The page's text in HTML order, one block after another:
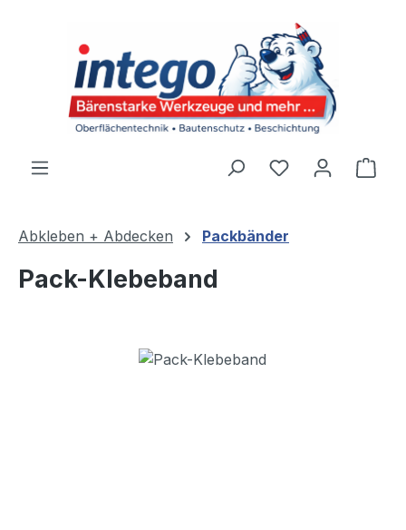
Du hast 0
Abkleben + Abdecken Packbänder
Pack-Klebeband
Bildergalerie überspringen